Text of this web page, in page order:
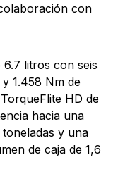
con
litros con seis
1.458 Nm de
HD de
hacia una
y una
de caja de 1,6